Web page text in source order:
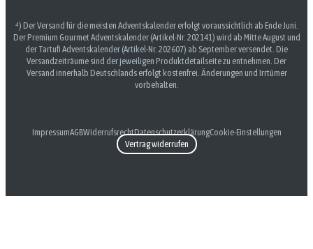
⁴) Der Versand für die meisten Adventskalender erfolgt voraussichtlich ab Ende Juni.
Der Premium Gourmet Adventskalender (Artikel-Nr. 202141) wird ab Mitte August und
der Tartufi Adventskalender (Artikel-Nr. 202607) ab September versendet. Die
Versandzeiträume sind der jeweiligen Produktdetailseite zu entnehmen. Der
Versand innerhalb Deutschlands erfolgt kostenfrei. Änderungen und Irrtümer
vorbehalten.
ImpressumAGBWiderrufsrechtDatenschutzerklärungCookie-Einstellungen
Vertrag widerrufen